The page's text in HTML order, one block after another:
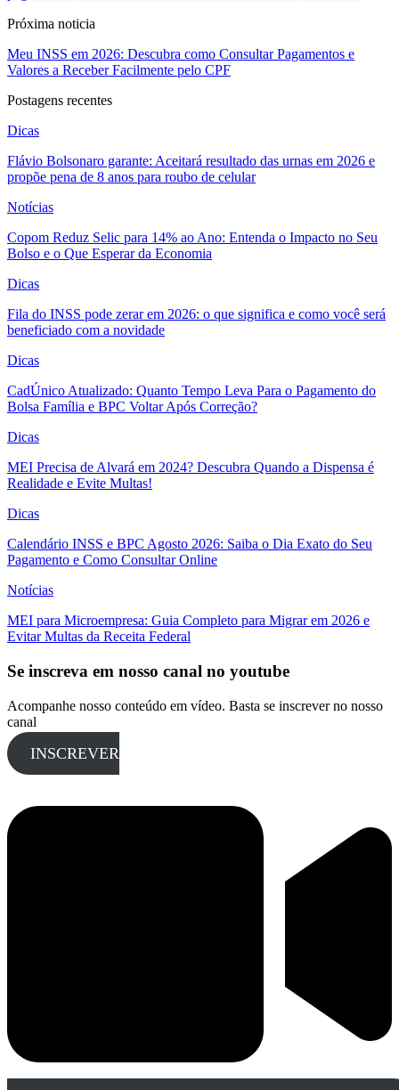
Próxima noticia
Meu INSS em 2026: Descubra como Consultar Pagamentos e
Valores a Receber Facilmente pelo CPF
Postagens recentes
Dicas
Flávio Bolsonaro garante: Aceitará resultado das urnas em 2026 e
propõe pena de 8 anos para roubo de celular
Notícias
Copom Reduz Selic para 14% ao Ano: Entenda o Impacto no Seu
Bolso e o Que Esperar da Economia
Dicas
Fila do INSS pode zerar em 2026: o que significa e como você será
beneficiado com a novidade
Dicas
CadÚnico Atualizado: Quanto Tempo Leva Para o Pagamento do
Bolsa Família e BPC Voltar Após Correção?
Dicas
MEI Precisa de Alvará em 2024? Descubra Quando a Dispensa é
Realidade e Evite Multas!
Dicas
Calendário INSS e BPC Agosto 2026: Saiba o Dia Exato do Seu
Pagamento e Como Consultar Online
Notícias
MEI para Microempresa: Guia Completo para Migrar em 2026 e
Evitar Multas da Receita Federal
Se inscreva em nosso canal no youtube
Acompanhe nosso conteúdo em vídeo. Basta se inscrever no nosso
canal
INSCREVER